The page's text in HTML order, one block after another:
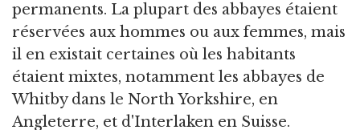
permanents. La plupart des abbayes étaient
réservées aux hommes ou aux femmes, mais
il en existait certaines où les habitants
étaient mixtes, notamment les abbayes de
Whitby dans le North Yorkshire, en
Angleterre, et d'Interlaken en Suisse.